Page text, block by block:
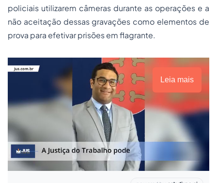
policiais utilizarem câmeras durante as operações e a
não aceitação dessas gravações como elementos de
prova para efetivar prisões em flagrante.
Leia mais